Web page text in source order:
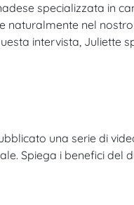
specializzata in
naturalmente nel
intervista, Juliette
una serie di
Spiega i benefici del